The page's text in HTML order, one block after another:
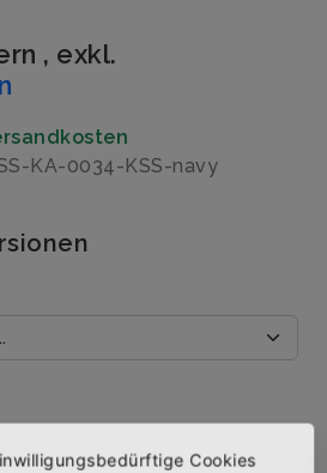
, exkl.
KA-0034-KSS-navy
Cookies